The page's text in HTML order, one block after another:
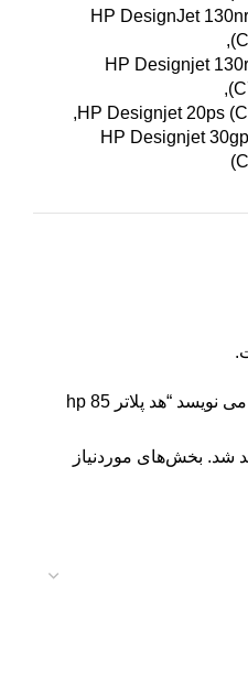
HP DesignJet
HP Designjet
HP Designjet 20ps
HP Designjet
اولین کسی باشید که دیدگاهی می نویسد “هد پلاتر 85 hp
شد. بخش‌های موردنیاز